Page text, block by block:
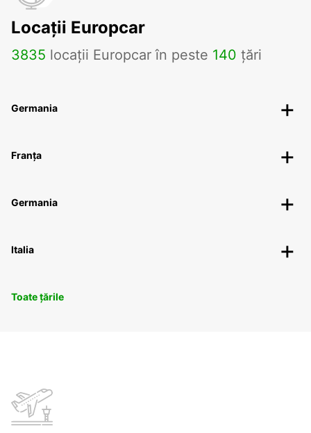
Locații Europcar
3835 locații Europcar în peste 140 țări
Germania
Franța
Germania
Italia
Toate țările